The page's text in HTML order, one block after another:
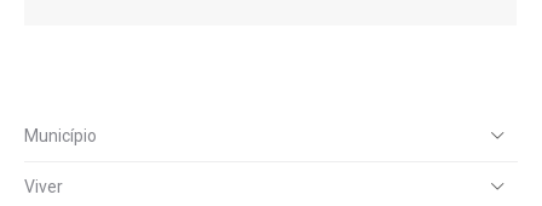
Município
Viver